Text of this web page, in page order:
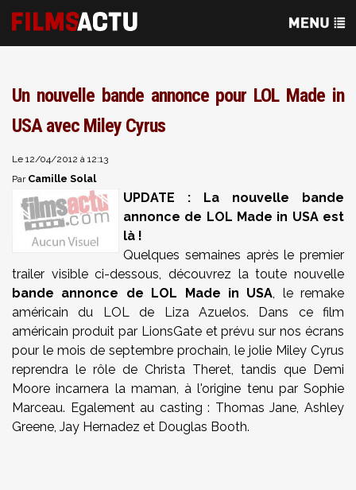
Un nouvelle bande annonce pour LOL Made in
USA avec Miley Cyrus
Le 12/04/2012 à 12:13
Par Camille Solal
UPDATE : La nouvelle bande
annonce de LOL Made in USA est
là !
Quelques semaines après le premier
trailer visible ci-dessous, découvrez la toute nouvelle
bande annonce de LOL Made in USA, le remake
américain du LOL de Liza Azuelos. Dans ce film
américain produit par LionsGate et prévu sur nos écrans
pour le mois de septembre prochain, le jolie Miley Cyrus
reprendra le rôle de Christa Theret, tandis que Demi
Moore incarnera la maman, à l'origine tenu par Sophie
Marceau. Egalement au casting : Thomas Jane, Ashley
Greene, Jay Hernadez et Douglas Booth.